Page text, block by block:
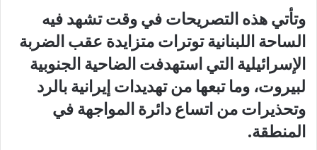
وتأتي هذه التصريحات في وقت تشهد فيه
الساحة اللبنانية توترات متزايدة عقب الضربة
الإسرائيلية التي استهدفت الضاحية الجنوبية
لبيروت، وما تبعها من تهديدات إيرانية بالرد
وتحذيرات من اتساع دائرة المواجهة في
المنطقة.